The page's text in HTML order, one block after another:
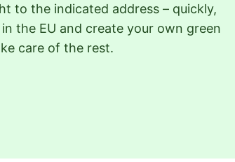
to the indicated address – quickly,
the EU and create your own green
care of the rest.